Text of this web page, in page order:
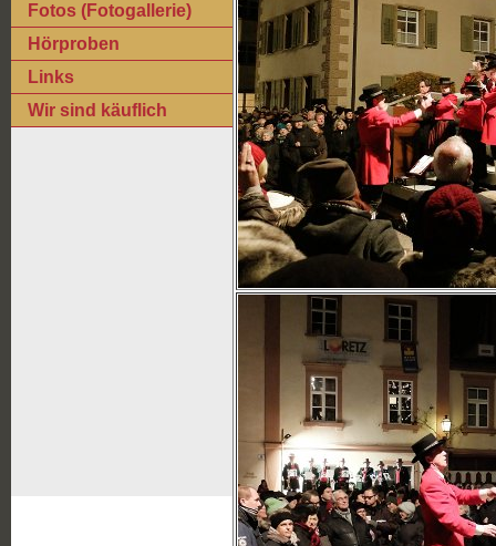
Fotos (Fotogallerie)
Hörproben
Links
Wir sind käuflich